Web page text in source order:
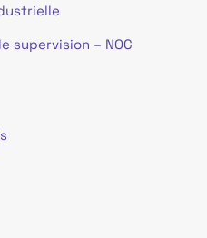
supervision – NOC